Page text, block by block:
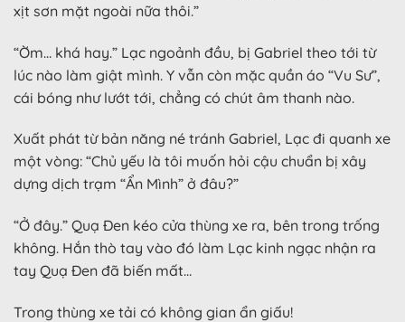
xịt sơn mặt ngoài nữa thôi.”
“Ờm… khá hay.” Lạc ngoảnh đầu, bị Gabriel theo tới từ
lúc nào làm giật mình. Y vẫn còn mặc quần áo “Vu Sư”,
cái bóng như lướt tới, chẳng có chút âm thanh nào.
Xuất phát từ bản năng né tránh Gabriel, Lạc đi quanh xe
một vòng: “Chủ yếu là tôi muốn hỏi cậu chuẩn bị xây
dựng dịch trạm “Ẩn Mình” ở đâu?”
“Ở đây.” Quạ Đen kéo cửa thùng xe ra, bên trong trống
không. Hắn thò tay vào đó làm Lạc kinh ngạc nhận ra
tay Quạ Đen đã biến mất…
Trong thùng xe tải có không gian ẩn giấu!